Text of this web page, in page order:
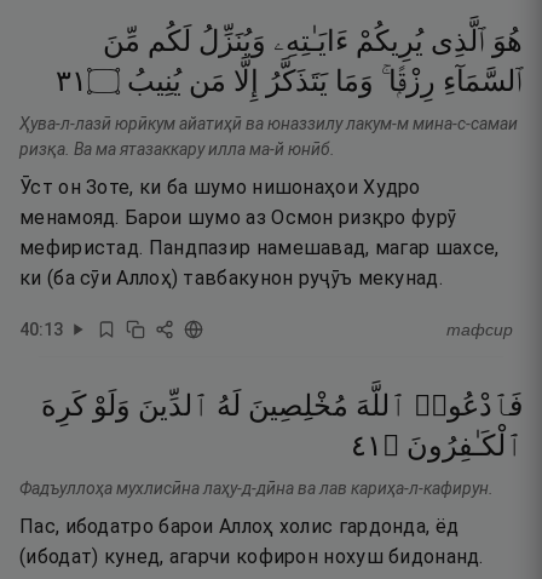
هُوَ ٱلَّذِى يُرِيكُمْ ءَايَـٰتِهِۦ وَيُنَزِّلُ لَكُم مِّنَ
ٱلسَّمَآءِ رِزْقًۭا ۚ وَمَا يَتَذَكَّرُ إِلَّا مَن يُنِيبُ ۝١٣
Ҳува-л-лазӣ юрӣкум айатиҳӣ ва юназзилу лакум-м мина-с-самаи
ризқа. Ва ма ятазаккару илла ма-й юнӣб.
Ӯст он Зоте, ки ба шумо нишонаҳои Худро
менамояд. Барои шумо аз Осмон ризқро фурӯ
мефиристад. Пандпазир намешавад, магар шахсе,
ки (ба сӯи Аллоҳ) тавбакунон руҷӯъ мекунад.
40:13 тафсир
فَٱدْعُوا۟ ٱللَّهَ مُخْلِصِينَ لَهُ ٱلدِّينَ وَلَوْ كَرِهَ
ٱلْكَـٰفِرُونَ ۝ ١٤
Фадъуллоҳа мухлисӣна лаҳу-д-дӣна ва лав кариҳа-л-кафирун.
Пас, ибодатро барои Аллоҳ холис гардонда, ёд
(ибодат) кунед, агарчи кофирон нохуш бидонанд.